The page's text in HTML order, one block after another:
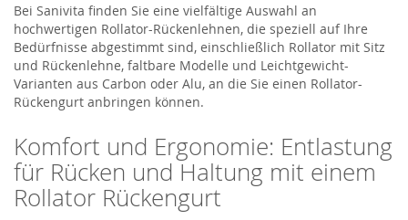
Bei Sanivita finden Sie eine vielfältige Auswahl an
hochwertigen Rollator-Rückenlehnen, die speziell auf Ihre
Bedürfnisse abgestimmt sind, einschließlich Rollator mit Sitz
und Rückenlehne, faltbare Modelle und Leichtgewicht-
Varianten aus Carbon oder Alu, an die Sie einen Rollator-
Rückengurt anbringen können.
Komfort und Ergonomie: Entlastung
für Rücken und Haltung mit einem
Rollator Rückengurt